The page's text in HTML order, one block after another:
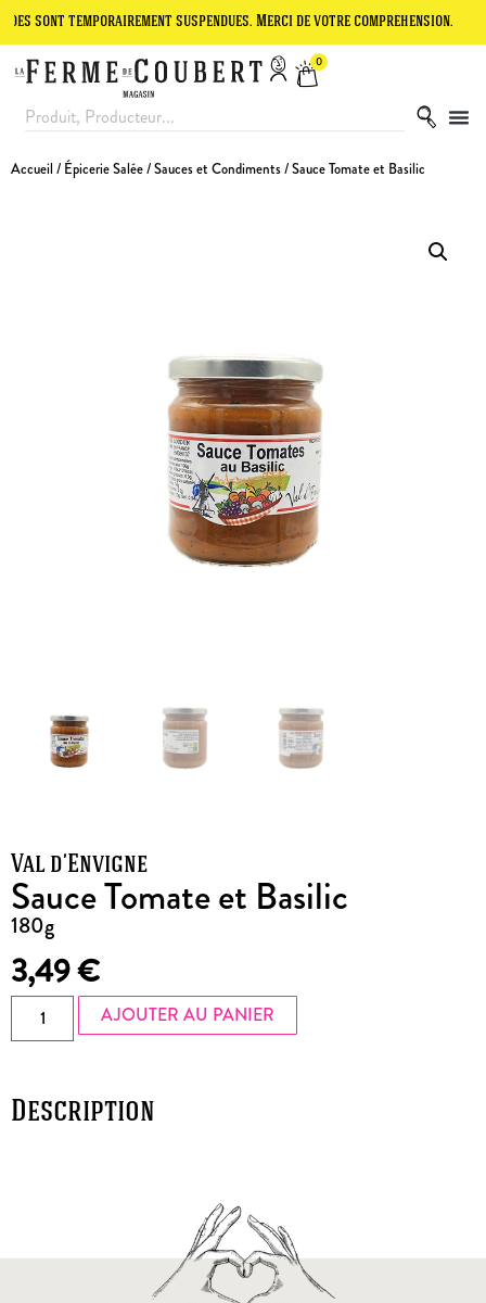
suspendues. Merci de votre compréhension. Le
0
Accueil / Épicerie Salée/Sauces et Condiments/ Sauce Tomate et Basilic
Val d’Envigne
Sauce Tomate et Basilic
180g
3,49€
AJOUTER AU PANIER
Description